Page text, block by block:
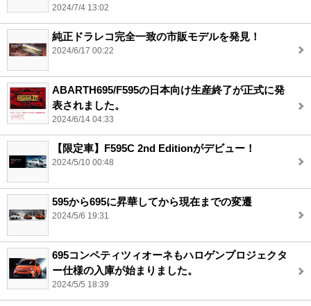
2024/7/4 13:02
純正ドラレコ完全一致の市販モデルを発見！
2024/6/17 00:22
ABARTH695/F595の日本向け生産終了が正式に発
表されました。
2024/6/14 04:33
【限定車】F595C 2nd Editionがデビュー！
2024/5/10 00:48
595から695に昇華してから現在までの変遷
2024/5/6 19:31
695コンペティツィオーネもハロゲンプロジェクタ
ー仕様の入庫が始まりました。
2024/5/5 18:39